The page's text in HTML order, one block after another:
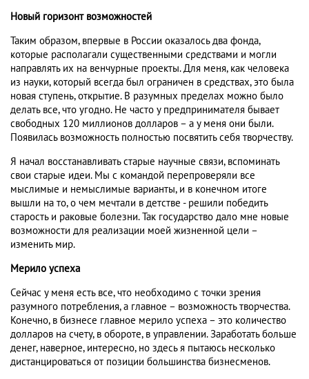
Новый горизонт возможностей
Таким образом, впервые в России оказалось два фонда,
которые располагали существенными средствами и могли
направлять их на венчурные проекты. Для меня, как человека
из науки, который всегда был ограничен в средствах, это была
новая ступень, открытие. В разумных пределах можно было
делать все, что угодно. Не часто у предпринимателя бывает
свободных 120 миллионов долларов – а у меня они были.
Появилась возможность полностью посвятить себя творчеству.
Я начал восстанавливать старые научные связи, вспоминать
свои старые идеи. Мы с командой перепроверяли все
мыслимые и немыслимые варианты, и в конечном итоге
вышли на то, о чем мечтали в детстве - решили победить
старость и раковые болезни. Так государство дало мне новые
возможности для реализации моей жизненной цели –
изменить мир.
Мерило успеха
Сейчас у меня есть все, что необходимо с точки зрения
разумного потребления, а главное – возможность творчества.
Конечно, в бизнесе главное мерило успеха – это количество
долларов на счету, в обороте, в управлении. Заработать больше
денег, наверное, интересно, но здесь я пытаюсь несколько
дистанцироваться от позиции большинства бизнесменов.